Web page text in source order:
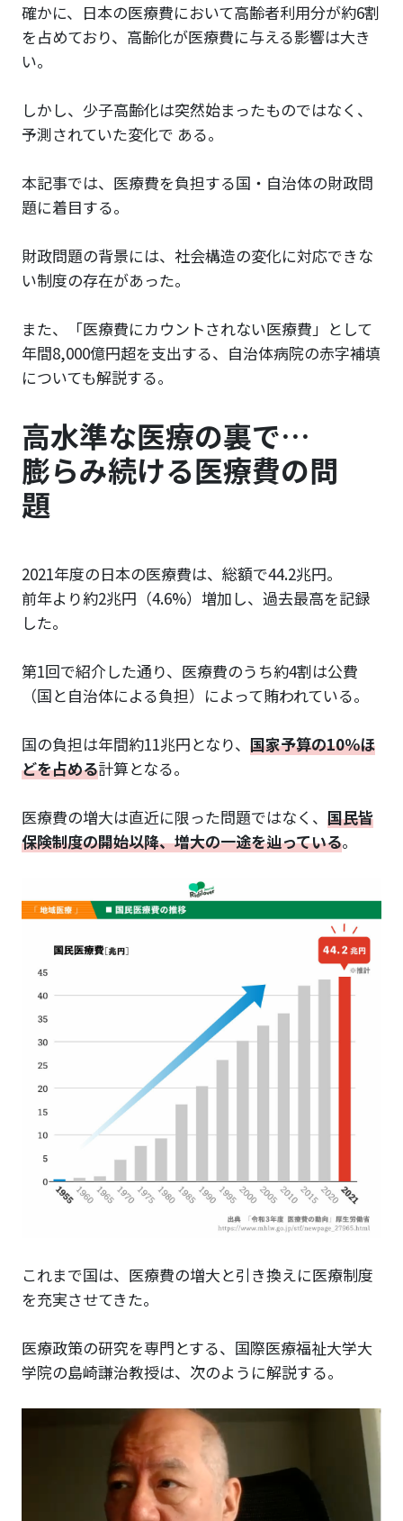
確かに、日本の医療費において高齢者利用分が約6割
を占めており、高齢化が医療費に与える影響は大き
い。
しかし、少子高齢化は突然始まったものではなく、
予測されていた変化で ある。
本記事では、医療費を負担する国・自治体の財政問
題に着目する。
財政問題の背景には、社会構造の変化に対応できな
い制度の存在があった。
また、「医療費にカウントされない医療費」として
年間8,000億円超を支出する、自治体病院の赤字補填
についても解説する。
高水準な医療の裏で…
膨らみ続ける医療費の問
題
2021年度の日本の医療費は、総額で44.2兆円。
前年より約2兆円（4.6%）増加し、過去最高を記録
した。
第1回で紹介した通り、医療費のうち約4割は公費
（国と自治体による負担）によって賄われている。
国の負担は年間約11兆円となり、 国家予算の10％ほ
どを占める計算となる。
医療費の増大は直近に限った問題ではなく、 国民皆
保険制度の開始以降、増大の一途を辿っている。
これまで国は、医療費の増大と引き換えに医療制度
を充実させてきた。
医療政策の研究を専門とする、国際医療福祉大学大
学院の島崎謙治教授は、次のように解説する。